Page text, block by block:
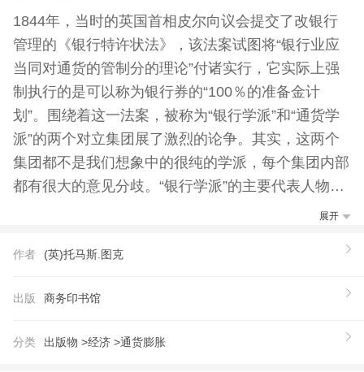
1844年，当时的英国首相皮尔向议会提交了改银行
管理的《银行特许状法》，该法案试图将“银行业应
当同对通货的管制分的理论”付诸实行，它实际上强
制执行的是可以称为银行券的“100％的准备金计
划”。围绕着这一法案，被称为“银行学派”和“通货学
派”的两个对立集团展了激烈的论争。其实，这两个
集团都不是我们想象中的很纯的学派，每个集团内部
都有很大的意见分歧。“银行学派”的主要代表人物除
图克外，还有富拉顿和吉尔巴特；“通货学派”的主要
的经济学家，包括约翰·穆勒，都站在银行学派一
事当中，皮尔法案却赢得了许多拥护者。这本《通货
展开
作者 (英)托马斯.图克
出版 商务印书馆
分类 出版物 >经济 >通货膨胀